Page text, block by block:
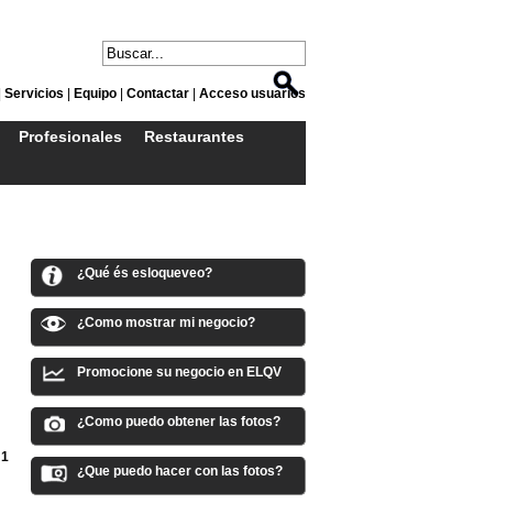
Servicios Equipo Contactar Acceso usuarios
Profesionales
Restaurantes
1
¿Qué és esloqueveo?
¿Como mostrar mi negocio?
Promocione su negocio en ELQV
¿Como puedo obtener las fotos?
¿Que puedo hacer con las fotos?